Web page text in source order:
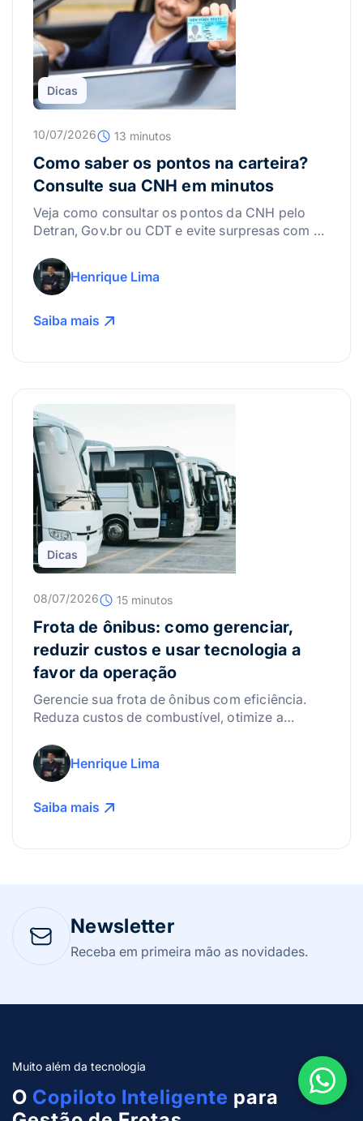
Dicas
10/07/2026 13 minutos
Como saber os pontos na carteira?
Consulte sua CNH em minutos
Veja como consultar os pontos da CNH pelo
Detran, Gov.br ou CDT e evite surpresas com a
Henrique Lima
Saiba mais
Dicas
08/07/2026 15 minutos
Frota de ônibus: como gerenciar,
reduzir custos e usar tecnologia a
favor da operação
Gerencie sua frota de ônibus com eficiência.
Reduza custos de combustível, otimize a
mais!
Henrique Lima
Saiba mais
Newsletter
Receba em primeira mão as novidades.
Muito além da tecnologia
O Copiloto Inteligente para